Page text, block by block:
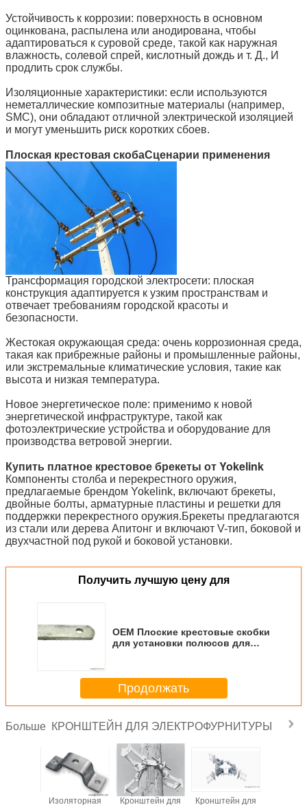
Устойчивость к коррозии: поверхность в основном
оцинкована, распылена или анодирована, чтобы
адаптироваться к суровой среде, такой как наружная
влажность, солевой спрей, кислотный дождь и т. Д., И
продлить срок службы.
Изоляционные характеристики: если используются
неметаллические композитные материалы (например,
SMC), они обладают отличной электрической изоляцией
и могут уменьшить риск коротких сбоев.
Плоская крестовая скобаСценарии применения
Трансформация городской электросети: плоская
конструкция адаптируется к узким пространствам и
отвечает требованиям городской красоты и
безопасности.
Жестокая окружающая среда: очень коррозионная среда,
такая как прибрежные районы и промышленные районы,
или экстремальные климатические условия, такие как
высота и низкая температура.
Новое энергетическое поле: применимо к новой
энергетической инфраструктуре, такой как
фотоэлектрические устройства и оборудование для
производства ветровой энергии.
Купить платное крестовое брекеты от Yokelink
Компоненты столба и перекрестного оружия,
предлагаемые брендом Yokelink, включают брекеты,
двойные болты, арматурные пластины и решетки для
поддержки перекрестного оружия.Брекеты предлагаются
из стали или дерева Апитонг и включают V-тип, боковой и
двухчастной под рукой и боковой установки.
Получить лучшую цену для
OEM Плоские крестовые скобки
для установки полюсов для
Продолжать
Больше КРОНШТЕЙН ДЛЯ ЭЛЕКТРОФУРНИТУРЫ
Изоляторная Кронштейн для Кронштейн для